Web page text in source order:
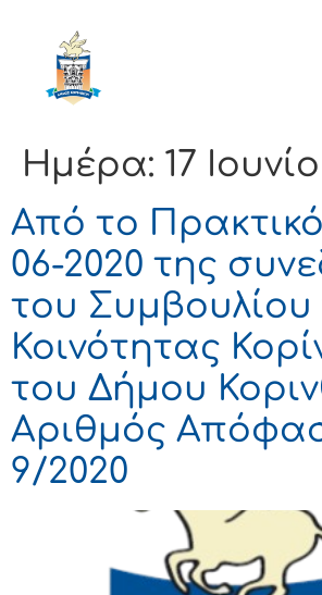
Ημέρα: 17
Από το
06-2020 της
του Συμβουλίου
Κοινότητας
του Δήμου
Αριθμός
9/2020